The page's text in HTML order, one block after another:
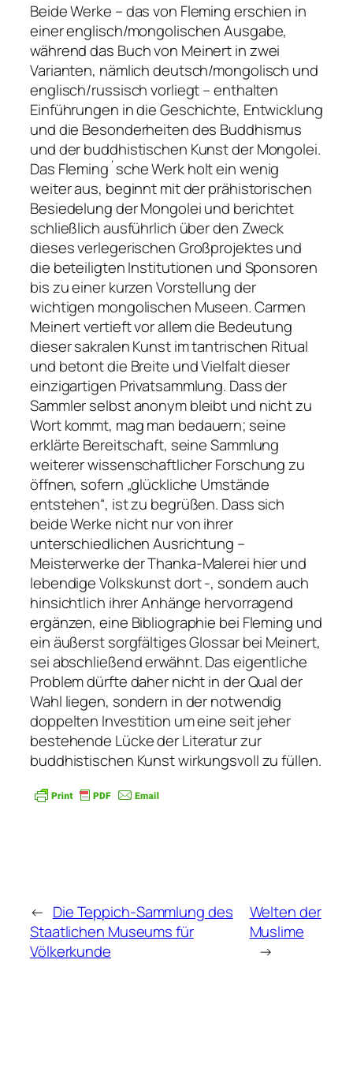
Beide Werke – das von Fleming erschien in
einer englisch/mongolischen Ausgabe,
während das Buch von Meinert in zwei
Varianten, nämlich deutsch/mongolisch und
englisch/russisch vorliegt – enthalten
Einführungen in die Geschichte, Entwicklung
und die Besonderheiten des Buddhismus
und der buddhistischen Kunst der Mongolei.
Das Fleming´sche Werk holt ein wenig
weiter aus, beginnt mit der prähistorischen
Besiedelung der Mongolei und berichtet
schließlich ausführlich über den Zweck
dieses verlegerischen Großprojektes und
die beteiligten Institutionen und Sponsoren
bis zu einer kurzen Vorstellung der
wichtigen mongolischen Museen. Carmen
Meinert vertieft vor allem die Bedeutung
dieser sakralen Kunst im tantrischen Ritual
und betont die Breite und Vielfalt dieser
einzigartigen Privatsammlung. Dass der
Sammler selbst anonym bleibt und nicht zu
Wort kommt, mag man bedauern; seine
erklärte Bereitschaft, seine Sammlung
weiterer wissenschaftlicher Forschung zu
öffnen, sofern „glückliche Umstände
entstehen“, ist zu begrüßen. Dass sich
beide Werke nicht nur von ihrer
unterschiedlichen Ausrichtung –
Meisterwerke der Thanka-Malerei hier und
lebendige Volkskunst dort -, sondern auch
hinsichtlich ihrer Anhänge hervorragend
ergänzen, eine Bibliographie bei Fleming und
ein äußerst sorgfältiges Glossar bei Meinert,
sei abschließend erwähnt. Das eigentliche
Problem dürfte daher nicht in der Qual der
Wahl liegen, sondern in der notwendig
doppelten Investition um eine seit jeher
bestehende Lücke der Literatur zur
buddhistischen Kunst wirkungsvoll zu füllen.
← Die Teppich-Sammlung des
Staatlichen Museums für
Völkerkunde
Welten der
Muslime
→